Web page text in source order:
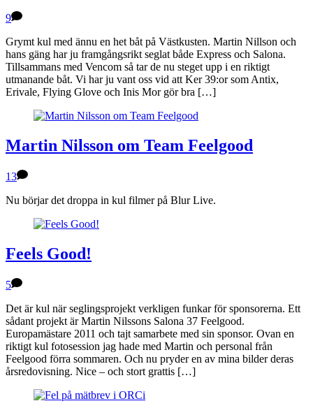
9
Grymt kul med ännu en het båt på Västkusten. Martin Nillson och
hans gäng har ju framgångsrikt seglat både Express och Salona.
Tillsammans med Vencom så tar de nu steget upp i en riktigt
utmanande båt. Vi har ju vant oss vid att Ker 39:or som Antix,
Erivale, Flying Glove och Inis Mor gör bra […]
Martin Nilsson om Team Feelgood
13
Nu börjar det droppa in kul filmer på Blur Live.
Feels Good!
5
Det är kul när seglingsprojekt verkligen funkar för sponsorerna. Ett
sådant projekt är Martin Nilssons Salona 37 Feelgood.
Europamästare 2011 och tajt samarbete med sin sponsor. Ovan en
riktigt kul fotosession jag hade med Martin och personal från
Feelgood förra sommaren. Och nu pryder en av mina bilder deras
årsredovisning. Nice – och stort grattis […]